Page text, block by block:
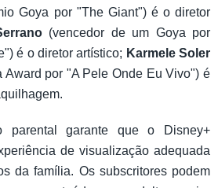
Goya por "The Giant") é o diretor
(vencedor de um Goya por
é o diretor artístico; Karmele Soler
Award por "A Pele Onde Eu Vivo") é
parental garante que o Disney+
de visualização adequada
da família. Os subscritores podem